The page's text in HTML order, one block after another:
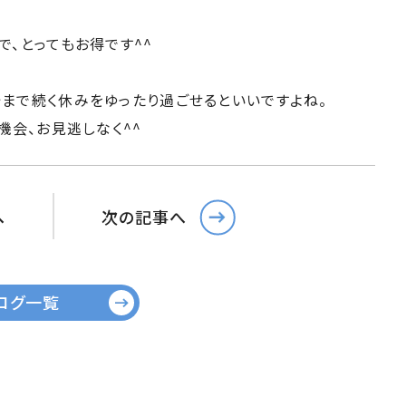
、とってもお得です^^
で続く休みをゆったり過ごせるといいですよね。
会、お見逃しなく^^
次の記事へ
グ一覧